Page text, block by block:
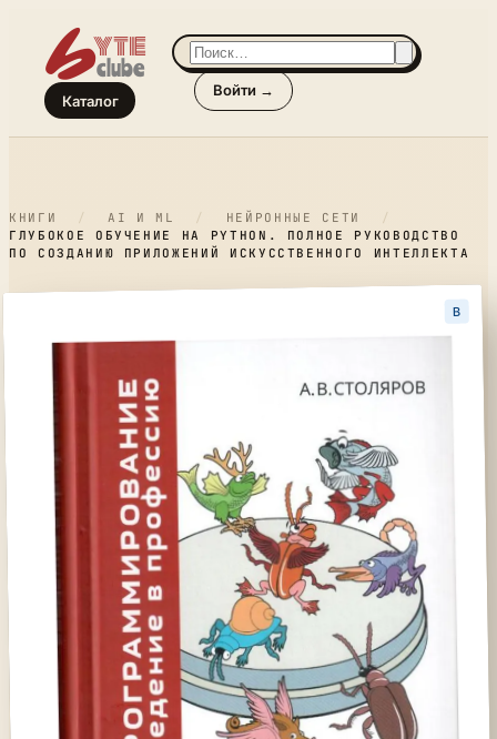
Каталог
Войти →
КНИГИ / AI И ML / НЕЙРОННЫЕ СЕТИ
/
ГЛУБОКОЕ ОБУЧЕНИЕ НА PYTHON. ПОЛНОЕ РУКОВОДСТВО
ПО СОЗДАНИЮ ПРИЛОЖЕНИЙ ИСКУССТВЕННОГО ИНТЕЛЛЕКТА
B